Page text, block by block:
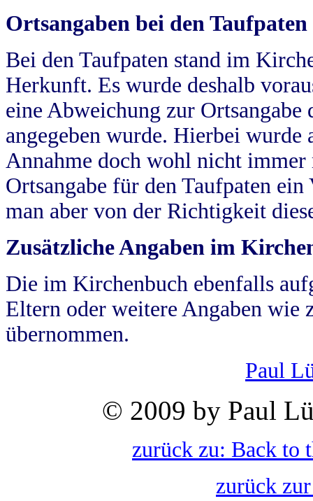
Ortsangaben bei den Taufpaten
Bei den Taufpaten stand im
Herkunft. Es wurde deshalb
eine Abweichung zur
angegeben wurde. Hierbei wurde
Annahme doch wohl nicht
Ortsangabe für den Taufpaten
man aber von der Richtigkeit
Zusätzliche Angaben im
Die im Kirchenbuch ebenfalls
Eltern oder weitere Angaben wie
übernommen.
Paul
© 2009 by Paul
zurück zu: Back to
zurück